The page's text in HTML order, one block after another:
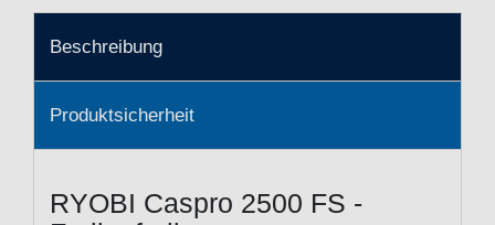
Beschreibung
Produktsicherheit
RYOBI Caspro 2500 FS -